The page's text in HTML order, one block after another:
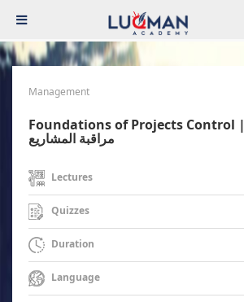
Management
Foundations of Projects Control | أسس ومهام
مراقبة المشاريع
Lectures
Quizzes
Duration
Language